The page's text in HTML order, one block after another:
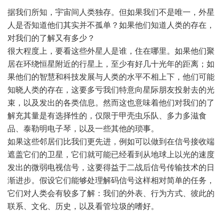
据我们所知，宇宙间人类独存。但如果我们不是唯一， 外星
人 是否知道他们其实并不孤单？如果他们知道人类的存在，
对我们的了解又有多少？
很大程度上，要看这些外星人是谁，住在哪里。如果他们聚
居在环绕恒星附近的行星上，至少有好几十光年的距离；如
果他们的智慧和科技发展与人类的水平不相上下，他们可能
知晓人类的存在，这要多亏我们特意向星际朋友投射去的光
束，以及发出的各类信息。然而这也意味着他们对我们的了
解充其量是有选择性的，仅限于甲壳虫乐队、多力多滋食
品、泰勒明电子琴，以及一些其他的琐事。
如果这些邻居们比我们更先进，例如可以做到在信号接收端
遮盖它们的卫星，它们就可能已经看到从地球上以光的速度
发出的微弱电视信号，这要得益于二战后信号传输技术的日
渐进步。假设它们能够处理解码信号这样相对简单的任务，
它们对人类会有较多了解：我们的外表、行为方式、彼此的
联系、文化、历史，以及看管垃圾的嗜好。